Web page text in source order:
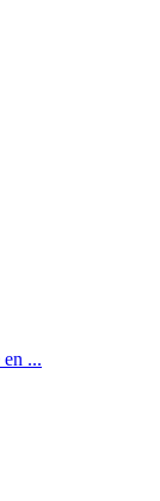
...